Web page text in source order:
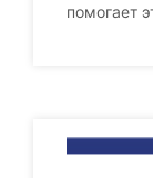
помогает